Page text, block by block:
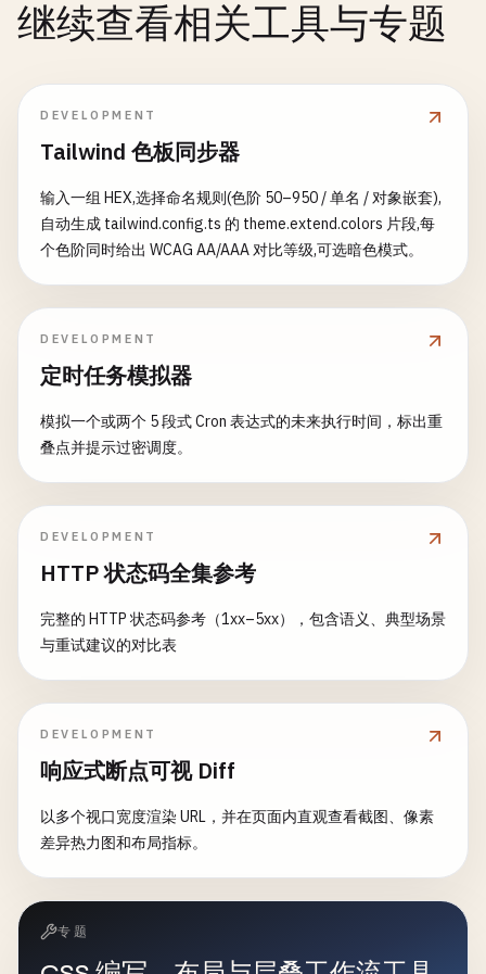
继续查看相关工具与专题
DEVELOPMENT
Tailwind 色板同步器
输入一组 HEX,选择命名规则(色阶 50–950 / 单名 / 对象嵌套),
自动生成 tailwind.config.ts 的 theme.extend.colors 片段,每
个色阶同时给出 WCAG AA/AAA 对比等级,可选暗色模式。
DEVELOPMENT
定时任务模拟器
模拟一个或两个 5 段式 Cron 表达式的未来执行时间，标出重
叠点并提示过密调度。
DEVELOPMENT
HTTP 状态码全集参考
完整的 HTTP 状态码参考（1xx–5xx），包含语义、典型场景
与重试建议的对比表
DEVELOPMENT
响应式断点可视 Diff
以多个视口宽度渲染 URL，并在页面内直观查看截图、像素
差异热力图和布局指标。
专题